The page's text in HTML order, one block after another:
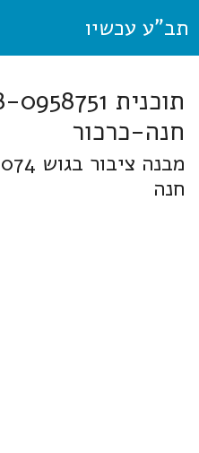
תב"ע עכשיו
חנה-כרכור
חנה